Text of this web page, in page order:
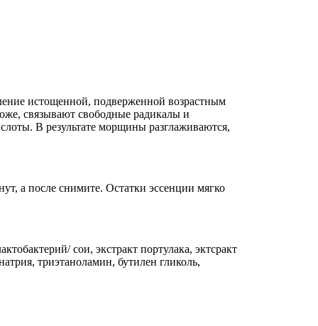
истощенной, подверженной возрастным
связывают свободные радикалы и
В результате морщины разглаживаются,
а после снимите. Остатки эссенции мягко
сои, экстракт портулака, эктсракт
триэтаноламин, бутилен гликоль,